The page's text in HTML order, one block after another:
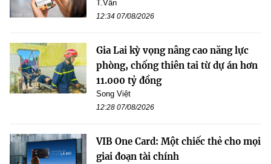
T.Vân
12:34 07/08/2026
Gia Lai kỳ vọng nâng cao năng lực
phòng, chống thiên tai từ dự án hơn
11.000 tỷ đồng
Song Việt
12:28 07/08/2026
VIB One Card: Một chiếc thẻ cho mọi
giai đoạn tài chính